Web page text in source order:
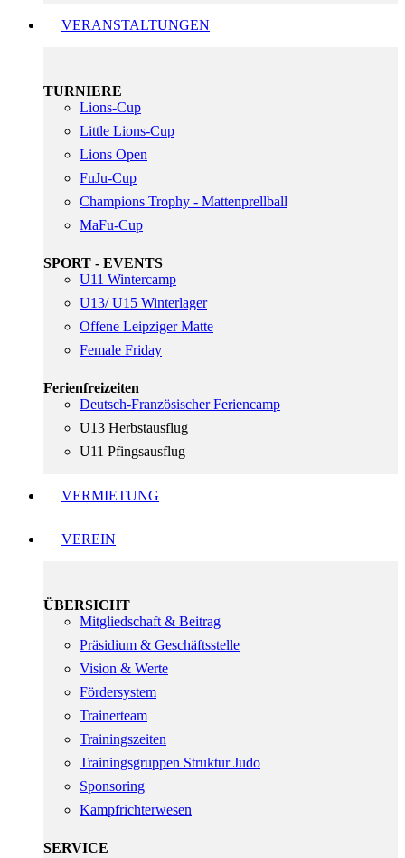
VERANSTALTUNGEN
TURNIERE
Lions-Cup
Little Lions-Cup
Lions Open
FuJu-Cup
Champions Trophy - Mattenprellball
MaFu-Cup
SPORT - EVENTS
U11 Wintercamp
U13/ U15 Winterlager
Offene Leipziger Matte
Female Friday
Ferienfreizeiten
Deutsch-Französischer Feriencamp
U13 Herbstausflug
U11 Pfingsausflug
VERMIETUNG
VEREIN
ÜBERSICHT
Mitgliedschaft & Beitrag
Präsidium & Geschäftsstelle
Vision & Werte
Fördersystem
Trainerteam
Trainingszeiten
Trainingsgruppen Struktur Judo
Sponsoring
Kampfrichterwesen
SERVICE